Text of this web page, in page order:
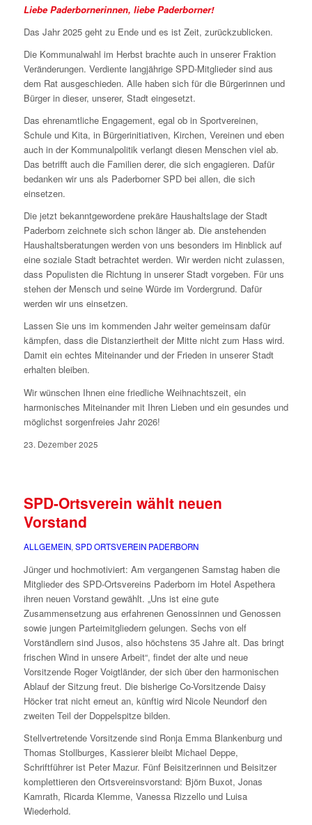
Liebe Paderbornerinnen, liebe Paderborner!
Das Jahr 2025 geht zu Ende und es ist Zeit, zurückzublicken.
Die Kommunalwahl im Herbst brachte auch in unserer Fraktion
Veränderungen. Verdiente langjährige SPD-Mitglieder sind aus
dem Rat ausgeschieden. Alle haben sich für die Bürgerinnen und
Bürger in dieser, unserer, Stadt eingesetzt.
Das ehrenamtliche Engagement, egal ob in Sportvereinen,
Schule und Kita, in Bürgerinitiativen, Kirchen, Vereinen und eben
auch in der Kommunalpolitik verlangt diesen Menschen viel ab.
Das betrifft auch die Familien derer, die sich engagieren. Dafür
bedanken wir uns als Paderborner SPD bei allen, die sich
einsetzen.
Die jetzt bekanntgewordene prekäre Haushaltslage der Stadt
Paderborn zeichnete sich schon länger ab. Die anstehenden
Haushaltsberatungen werden von uns besonders im Hinblick auf
eine soziale Stadt betrachtet werden. Wir werden nicht zulassen,
dass Populisten die Richtung in unserer Stadt vorgeben. Für uns
stehen der Mensch und seine Würde im Vordergrund. Dafür
werden wir uns einsetzen.
Lassen Sie uns im kommenden Jahr weiter gemeinsam dafür
kämpfen, dass die Distanziertheit der Mitte nicht zum Hass wird.
Damit ein echtes Miteinander und der Frieden in unserer Stadt
erhalten bleiben.
Wir wünschen Ihnen eine friedliche Weihnachtszeit, ein
harmonisches Miteinander mit Ihren Lieben und ein gesundes und
möglichst sorgenfreies Jahr 2026!
23. Dezember 2025
SPD-Ortsverein wählt neuen
Vorstand
ALLGEMEIN, SPD ORTSVEREIN PADERBORN
Jünger und hochmotiviert: Am vergangenen Samstag haben die
Mitglieder des SPD-Ortsvereins Paderborn im Hotel Aspethera
ihren neuen Vorstand gewählt. „Uns ist eine gute
Zusammensetzung aus erfahrenen Genossinnen und Genossen
sowie jungen Parteimitgliedern gelungen. Sechs von elf
Vorständlern sind Jusos, also höchstens 35 Jahre alt. Das bringt
frischen Wind in unsere Arbeit“, findet der alte und neue
Vorsitzende Roger Voigtländer, der sich über den harmonischen
Ablauf der Sitzung freut. Die bisherige Co-Vorsitzende Daisy
Höcker trat nicht erneut an, künftig wird Nicole Neundorf den
zweiten Teil der Doppelspitze bilden.
Stellvertretende Vorsitzende sind Ronja Emma Blankenburg und
Thomas Stollburges, Kassierer bleibt Michael Deppe,
Schriftführer ist Peter Mazur. Fünf Beisitzerinnen und Beisitzer
komplettieren den Ortsvereinsvorstand: Björn Buxot, Jonas
Kamrath, Ricarda Klemme, Vanessa Rizzello und Luisa
Wiederhold.